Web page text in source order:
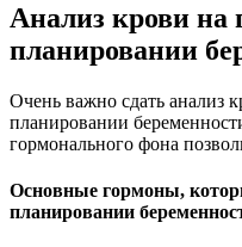
Анализ крови на
планировании
Очень важно сдать анализ
планировании
гормонального фона
Основные гормоны,
планировании